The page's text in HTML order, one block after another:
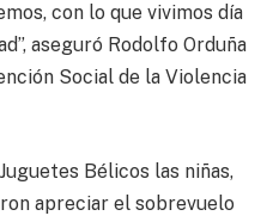
con lo que vivimos día
aseguró Rodolfo Orduña
Social de la Violencia
Bélicos las niñas,
apreciar el sobrevuelo